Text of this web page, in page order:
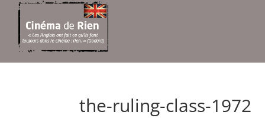
the-ruling-class-1972